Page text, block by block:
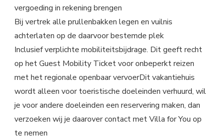
vergoeding in rekening brengen
Bij vertrek alle prullenbakken legen en vuilnis
achterlaten op de daarvoor bestemde plek
Inclusief verplichte mobiliteitsbijdrage. Dit geeft recht
op het Guest Mobility Ticket voor onbeperkt reizen
met het regionale openbaar vervoerDit vakantiehuis
wordt alleen voor toeristische doeleinden verhuurd, wil
je voor andere doeleinden een reservering maken, dan
verzoeken wij je daarover contact met Villa for You op
te nemen